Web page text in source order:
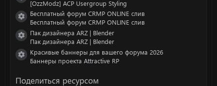
[OzzModz] ACP Usergroup Styling
Иконка ресурса
Бесплатный форум CRMP ONLINE слив
Бесплатный форум CRMP ONLINE слив
Иконка ресурса
Пак дизайнера ARZ | Blender
Пак дизайнера ARZ | Blender
Иконка ресурса
Красивые баннеры для вашего форума 2026
Баннеры проекта Attractive RP
Поделиться ресурсом